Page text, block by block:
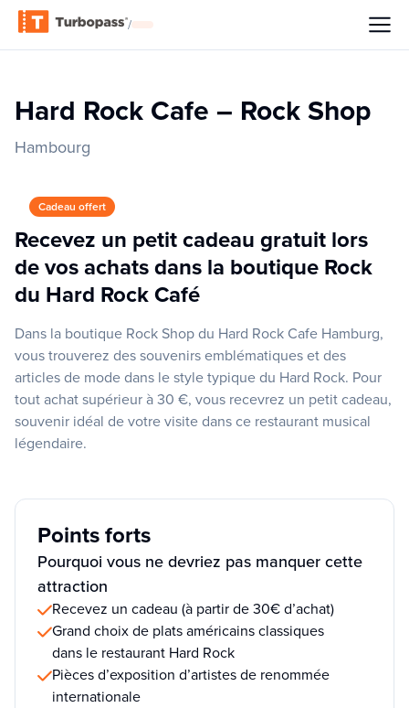
/
Hard Rock Cafe – Rock Shop
Hambourg
Cadeau offert
Recevez un petit cadeau gratuit lors
de vos achats dans la boutique Rock
du Hard Rock Café
Dans la boutique Rock Shop du Hard Rock Cafe Hamburg,
vous trouverez des souvenirs emblématiques et des
articles de mode dans le style typique du Hard Rock. Pour
tout achat supérieur à 30 €, vous recevrez un petit cadeau,
souvenir idéal de votre visite dans ce restaurant musical
légendaire.
Points forts
Pourquoi vous ne devriez pas manquer cette
attraction
Recevez un cadeau (à partir de 30€ d’achat)
Grand choix de plats américains classiques
dans le restaurant Hard Rock
Pièces d’exposition d’artistes de renommée
internationale